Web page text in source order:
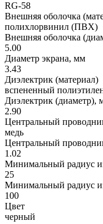
RG-58
Внешняя оболочка
полихлорвинил (ПВХ)
Внешняя оболочка
5.00
Диаметр экрана, мм
3.43
Диэлектрик (материал)
вспененный
Диэлектрик (диаметр),
2.90
Центральный
медь
Центральный
1.02
Минимальный радиус
25
Минимальный радиус
100
Цвет
черный